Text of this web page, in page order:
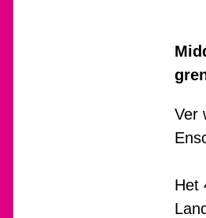
Ver
Het